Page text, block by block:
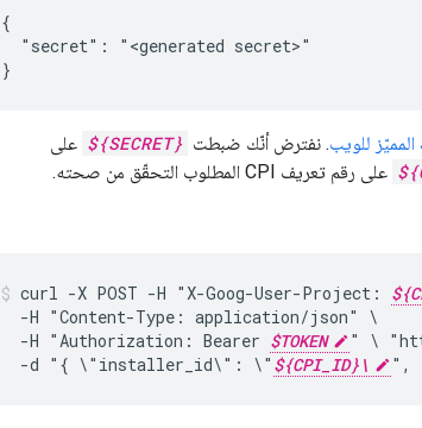
{
  "secret": "<generated secret>"
. نفترض أنّك ضبطت ${SECRET} على
على رقم تعريف CPI المطلوب التحقّق من صحته.
curl -X POST -H "X-Goog-User-Project:
-H "Content-Type: application/json"
-H "Authorization: Bearer $TOKEN " \
-d "{ \"installer_id\": \" ${CPI_ID}\ ",